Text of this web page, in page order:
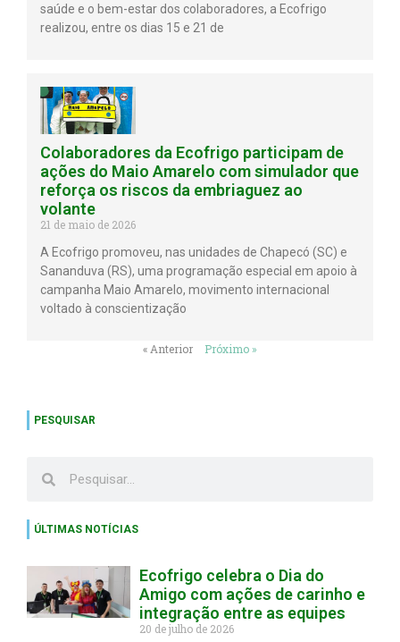
saúde e o bem-estar dos colaboradores, a Ecofrigo
realizou, entre os dias 15 e 21 de
Colaboradores da Ecofrigo participam de
ações do Maio Amarelo com simulador que
reforça os riscos da embriaguez ao
volante
21 de maio de 2026
A Ecofrigo promoveu, nas unidades de Chapecó (SC) e
Sananduva (RS), uma programação especial em apoio à
campanha Maio Amarelo, movimento internacional
voltado à conscientização
« Anterior Próximo »
PESQUISAR
ÚLTIMAS NOTÍCIAS
Ecofrigo celebra o Dia do
Amigo com ações de carinho e
integração entre as equipes
20 de julho de 2026